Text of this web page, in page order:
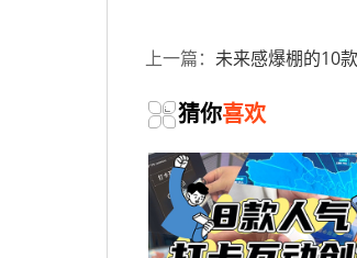
上一篇： 未来感爆棚的10
猜你喜欢